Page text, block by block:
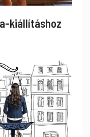
kiállításhoz